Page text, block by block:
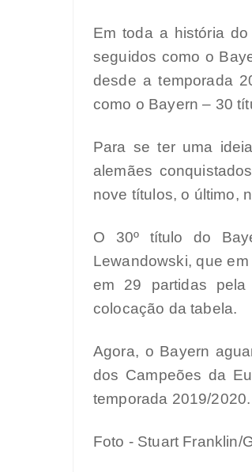
Em toda a história
seguidos como o
desde a temporada
como o Bayern – 30
Para se ter uma
alemães
nove títulos, o último,
O 30º título do
Lewandowski, que
em 29 partidas pela
colocação da tabela.
Agora, o Bayern
dos Campeões da
temporada 2019/2020.
Foto - Stuart Franklin/